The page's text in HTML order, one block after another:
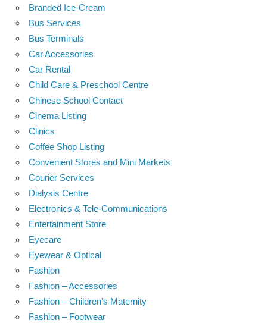
Branded Ice-Cream
Bus Services
Bus Terminals
Car Accessories
Car Rental
Child Care & Preschool Centre
Chinese School Contact
Cinema Listing
Clinics
Coffee Shop Listing
Convenient Stores and Mini Markets
Courier Services
Dialysis Centre
Electronics & Tele-Communications
Entertainment Store
Eyecare
Eyewear & Optical
Fashion
Fashion – Accessories
Fashion – Children's Maternity
Fashion – Footwear